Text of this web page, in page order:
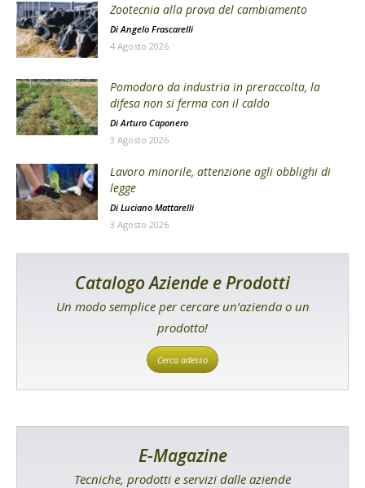
Zootecnia alla prova del cambiamento
DiAngelo Frascarelli
4 Agosto 2026
Pomodoro da industria in preraccolta, la
difesa non si ferma con il caldo
Di Arturo Caponero
3 Agosto 2026
Lavoro minorile, attenzione agli obblighi di
legge
Di Luciano Mattarelli
3 Agosto 2026
Catalogo Aziende e Prodotti
Un modo semplice per cercare un’azienda o un
prodotto!
Cerca adesso
E-Magazine
Tecniche, prodotti e servizi dalle aziende